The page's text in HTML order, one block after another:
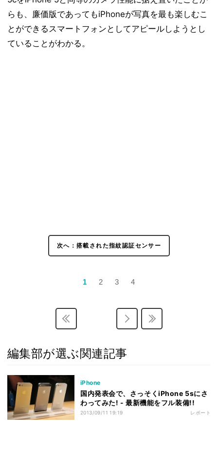
らも、廉価版であってもiPhoneが写真を最も楽しむこ
とができるスマートフォンとしてアピールしようとし
ていることがわかる。
次へ：搭載された指紋認証センサー
1 2 3 4
編集部が選ぶ関連記事
iPhone
国内発表会で、さっそくiPhone 5sにさ
わってみた! - 最新機能をフル装備!!
2013/09/11 19:19 レポート